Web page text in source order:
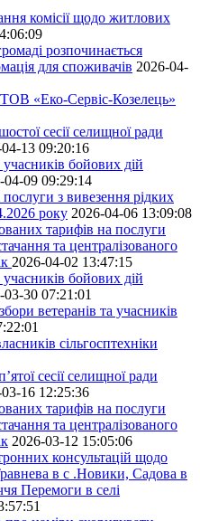
комісії щодо житлових
розпочинається
для споживачів 2026-04-
«Еко-Сервіс-Козелець»
сесії селищної ради
13 09:20:16
бойових дій
04-09 09:29:14
з вивезення рідких
року 2026-04-06 13:09:08
тарифів на послуги
та централізованого
2026-04-02 13:47:15
бойових дій
03-30 07:21:01
ветеранів та учасників
сільгосптехніки
сесії селищної ради
16 12:25:36
тарифів на послуги
та централізованого
2026-03-12 15:05:06
консультацій щодо
в с .Новики, Садова в
Перемоги в селі